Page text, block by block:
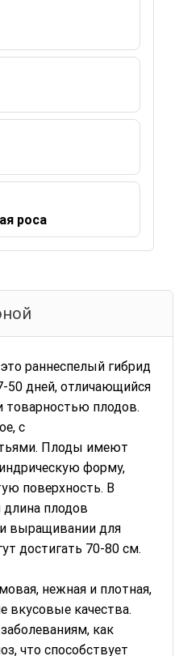
роса
раннеспелый гибрид
50 дней, отличающийся
плодов.
с
Плоды имеют
форму,
поверхность. В
длина плодов
выращивании для
достигать 70-80 см.
нежная и плотная,
вкусовые качества.
как
что способствует